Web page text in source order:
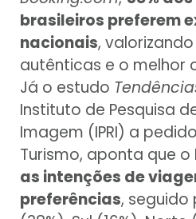
brasileiros preferem
nacionais,
autênticas e o melhor
Já o estudo
Instituto de Pesquisa
Imagem (IPRI) a
Turismo, aponta que o
as intenções de
preferências, seguido